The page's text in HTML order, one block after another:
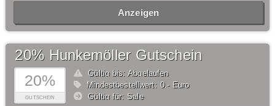
Anzeigen
20%
GUTSCHEIN
20% Hunkemöller Gutschein
Gültig bis: Abgelaufen
Mindestbestellwert: 0,- Euro
Gültig für: Sale